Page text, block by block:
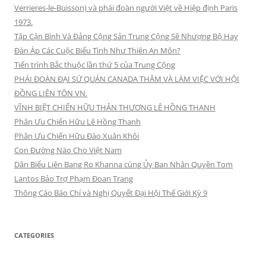
Verrieres-le-Buisson) và phái đoàn người Việt về Hiệp định Paris
1973.
Tập Cận Bình Và Đảng Cộng Sản Trung Cộng Sẽ Nhượng Bộ Hay
Đàn Áp Các Cuộc Biểu Tình Như Thiên An Môn?
Tiến trình Bắc thuộc lần thứ 5 của Trung Cộng
PHÁI ĐOÀN ĐẠI SỨ QUÁN CANADA THĂM VÀ LÀM VIỆC VỚI HỘI
ĐỒNG LIÊN TÔN VN.
VĨNH BIỆT CHIẾN HỮU THÂN THƯƠNG LÊ HỒNG THANH
Phân Ưu Chiến Hữu Lê Hồng Thanh
Phân Ưu Chiến Hữu Đào Xuân Khôi
Con Đường Nào Cho Việt Nam
Dân Biểu Liên Bang Ro Khanna cùng Ủy Ban Nhân Quyền Tom
Lantos Bảo Trợ Phạm Đoan Trang
Thông Cáo Báo Chí và Nghị Quyết Đại Hội Thế Giới Kỳ 9
CATEGORIES